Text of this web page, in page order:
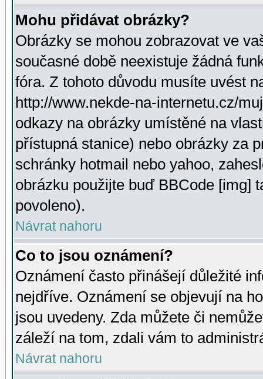
Mohu přidávat obrázky?
Obrázky se mohou zobrazovat ve
současné době neexistuje žádná
fóra. Z tohoto důvodu musíte uvést
http://www.nekde-na-internetu.cz/
odkazy na obrázky umístěné na
přístupná stanice) nebo obrázky za
schránky hotmail nebo yahoo,
obrázku použijte buď BBCode [img]
povoleno).
Návrat nahoru
Co to jsou oznámení?
Oznámení často přinášejí důležité
nejdříve. Oznámení se objevují na
jsou uvedeny. Zda můžete či
záleží na tom, zdali vám to
Návrat nahoru